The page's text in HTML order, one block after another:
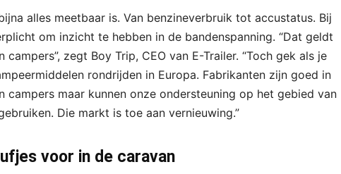
alles meetbaar is. Van benzineverbruik tot accustatus. Bij
om inzicht te hebben in de bandenspanning. “Dat geldt
zegt Boy Trip, CEO van E-Trailer. “Toch gek als je
rondrijden in Europa. Fabrikanten zijn goed in
campers maar kunnen onze ondersteuning op het gebied van
Die markt is toe aan vernieuwing.”
voor in de caravan